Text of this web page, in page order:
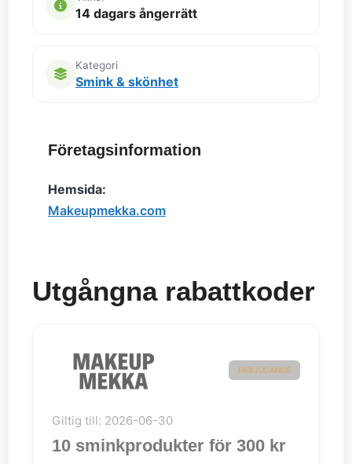
14 dagars ångerrätt
Kategori
Smink & skönhet
Företagsinformation
Hemsida:
Makeupmekka.com
Utgångna rabattkoder
ERBJUDANDE
Giltig till: 2026-06-30
10 sminkprodukter för 300 kr